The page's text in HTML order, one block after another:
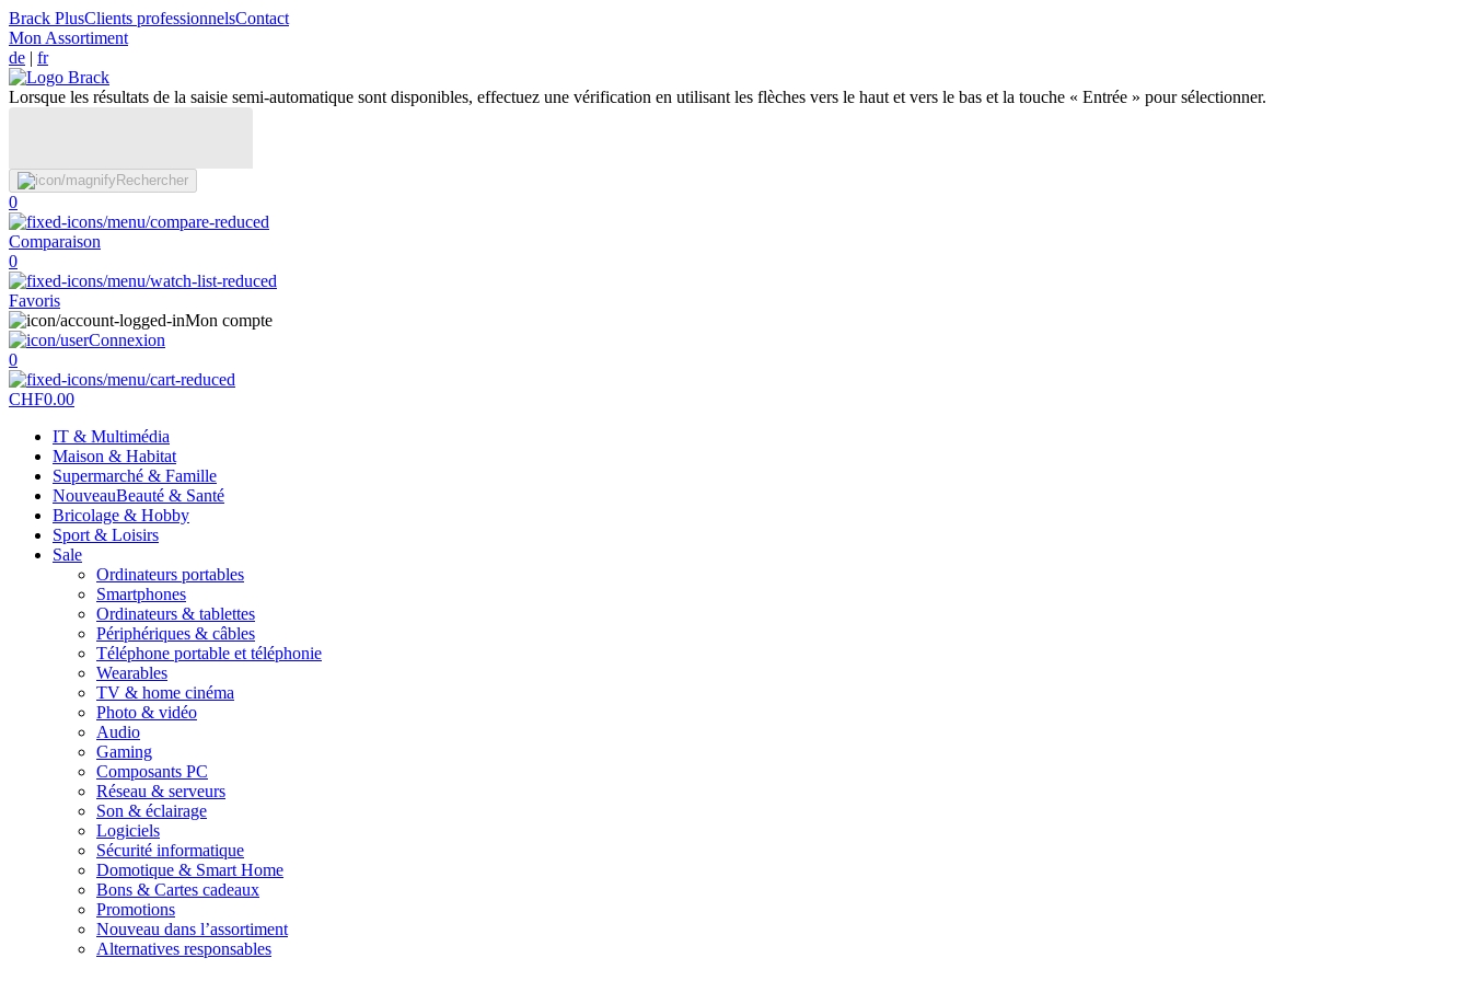
Brack PlusClients professionnelsContact
Mon Assortiment
de | fr
Lorsque les résultats de la saisie semi-automatique sont disponibles, effectuez une vérification en utilisant les flèches vers le haut et vers le bas et la touche « Entrée » pour sélectionner.
Rechercher
0
Comparaison
0
Favoris
Mon compte
Connexion
0
CHF0.00
IT & Multimédia
Maison & Habitat
Supermarché & Famille
NouveauBeauté & Santé
Bricolage & Hobby
Sport & Loisirs
Sale
Ordinateurs portables
Smartphones
Ordinateurs & tablettes
Périphériques & câbles
Téléphone portable et téléphonie
Wearables
TV & home cinéma
Photo & vidéo
Audio
Gaming
Composants PC
Réseau & serveurs
Son & éclairage
Logiciels
Sécurité informatique
Domotique & Smart Home
Bons & Cartes cadeaux
Promotions
Nouveau dans l’assortiment
Alternatives responsables